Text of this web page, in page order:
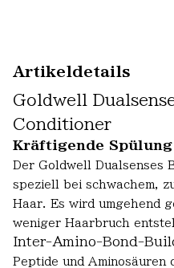
Artikeldetails
Goldwell
Conditioner
Kräftigende
Der Goldwell
speziell bei schwachem,
Haar. Es wird umgehend
weniger Haarbruch
Inter-Amino-Bond-
Peptide und Aminosäuren